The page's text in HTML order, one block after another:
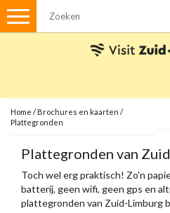
Menu
Met de auto
Brochures en kaarten
Plattegronden
Uit de streek
Home / Brochures en kaarten /
Plattegronden
Plattegronden van
Toch wel erg praktisch! Zo'n
batterij, geen wifi, geen gps en
plattegronden van Zuid-Limburg